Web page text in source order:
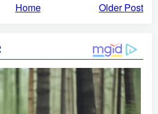
Older Post
Home